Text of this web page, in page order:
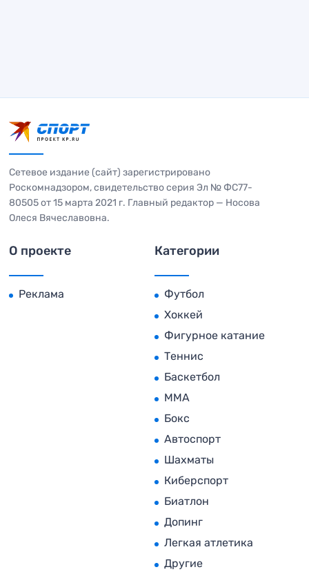
Сетевое издание (сайт) зарегистрировано
Роскомнадзором, свидетельство серия Эл № ФС77-
80505 от 15 марта 2021 г. Главный редактор — Носова
Олеся Вячеславовна.
О проекте
Реклама
Категории
Футбол
Хоккей
Фигурное катание
Теннис
Баскетбол
MMA
Бокс
Автоспорт
Шахматы
Киберспорт
Биатлон
Допинг
Легкая атлетика
Другие